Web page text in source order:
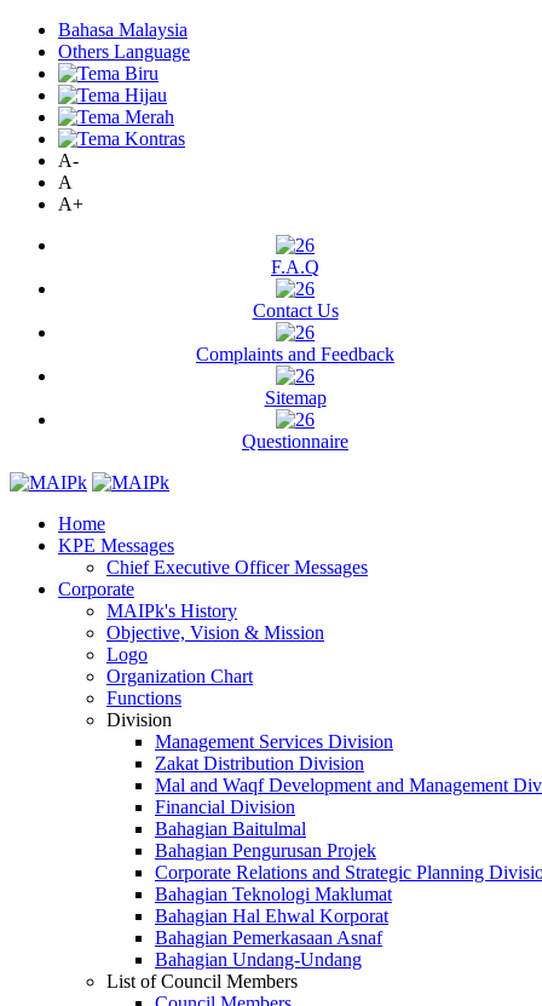
Bahasa Malaysia
Others Language
A-
A
A+
F.A.Q
Contact Us
Complaints and Feedback
Sitemap
Questionnaire
Home
KPE Messages
Chief Executive Officer Messages
Corporate
MAIPk's History
Objective, Vision & Mission
Logo
Organization Chart
Functions
Division
Management Services Division
Zakat Distribution Division
Mal and Waqf Development and Management
Financial Division
Bahagian Baitulmal
Bahagian Pengurusan Projek
Corporate Relations and Strategic Planning
Bahagian Teknologi Maklumat
Bahagian Hal Ehwal Korporat
Bahagian Pemerkasaan Asnaf
Bahagian Undang-Undang
List of Council Members